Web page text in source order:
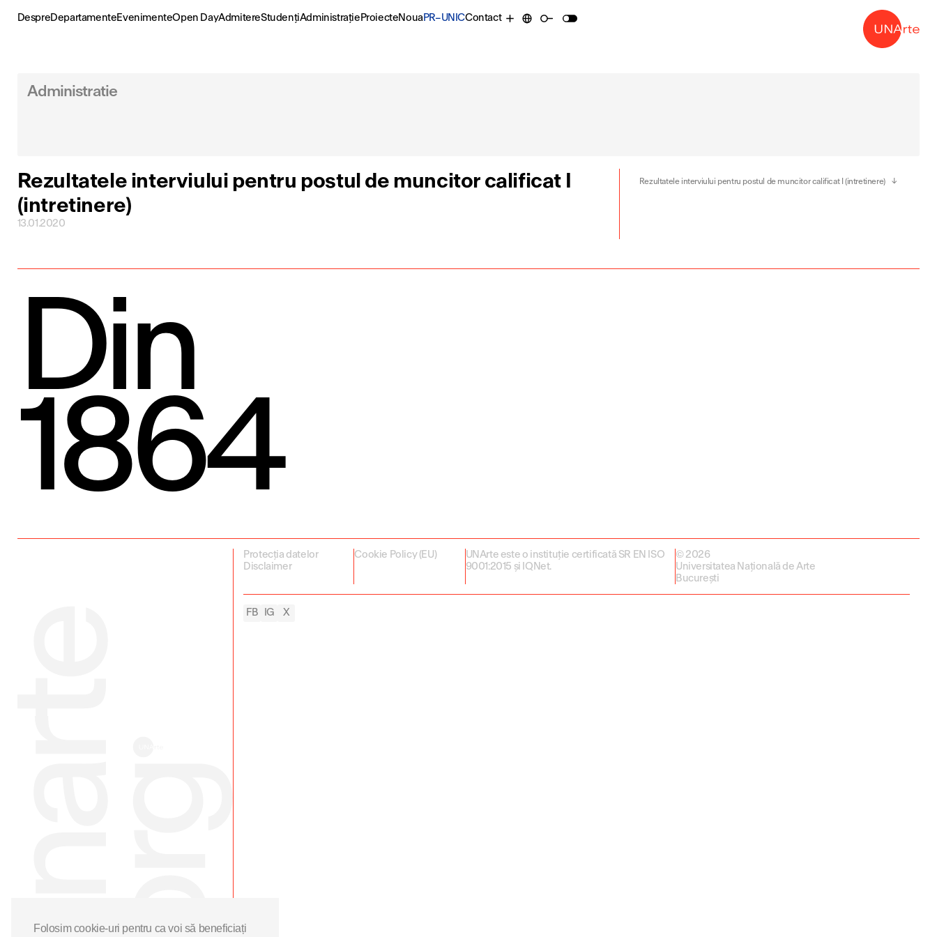
→
DespreDepartamenteEvenimenteOpen DayAdmitereStudențiAdministrație ProiecteNouaPR–UNICContact
Administratie
Rezultatele interviului pentru postul de muncitor calificat I
(intretinere)
13.01.2020
Rezultatele interviului pentru postul de muncitor calificat I (intretinere)
Din
1864
Protecția datelor
Disclaimer
Cookie Policy (EU)
UNArte este o instituție certificată SR EN ISO
9001:2015 și IQNet.
© 2026
Universitatea Națională de Arte
București
FB IG X
Folosim cookie-uri pentru ca voi să beneficiați